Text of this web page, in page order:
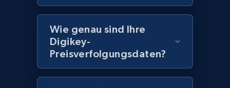
2.1K+ 375+ Jetzt anfangen
Amazon products global dataset - Collect
Amazon products by seller URL
Title, Seller name, Brand, Description, Initial
Wie genau sind Ihre
Digikey-
Preisverfolgungsdaten?